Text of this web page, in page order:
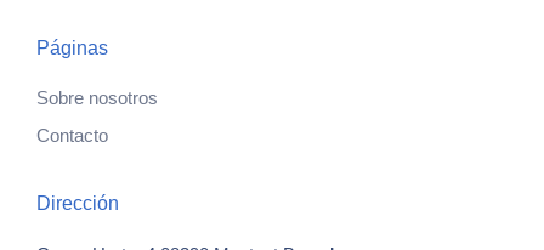
Páginas
Sobre nosotros
Contacto
Dirección